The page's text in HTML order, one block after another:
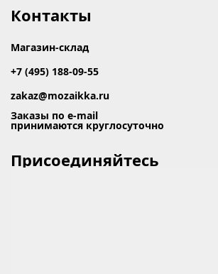
Контакты
Магазин-склад
+7 (495) 188-09-55
zakaz@mozaikka.ru
Заказы по e-mail
принимаются круглосуточно
Присоединяйтесь